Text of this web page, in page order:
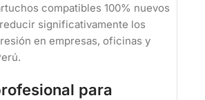
compatibles 100% nuevos
significativamente los
en empresas, oficinas y
para